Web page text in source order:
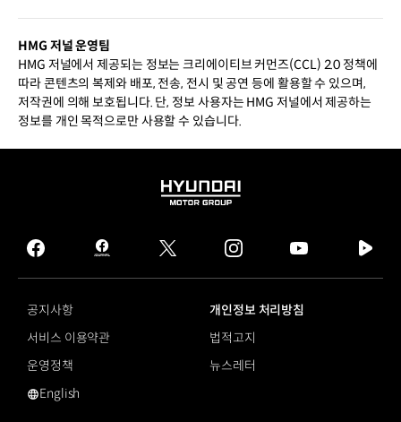
HMG 저널 운영팀
HMG 저널에서 제공되는 정보는 크리에이티브 커먼즈(CCL) 2.0 정책에
따라 콘텐츠의 복제와 배포, 전송, 전시 및 공연 등에 활용할 수 있으며,
저작권에 의해 보호됩니다. 단, 정보 사용자는 HMG 저널에서 제공하는
정보를 개인 목적으로만 사용할 수 있습니다.
HYUNDAI
GROUP
facebook
hmg
journal
twitter instagram
tv
공지사항
개인정보 처리방침
서비스 이용약관
법적고지
운영정책
뉴스레터
영문 사이트로 이동
English